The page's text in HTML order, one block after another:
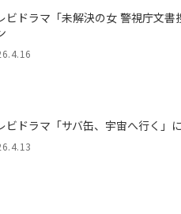
ビドラマ「未解決の女 警視庁文
ビドラマ「サバ缶、宇宙へ行く」